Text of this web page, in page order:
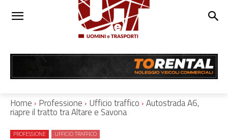
Home Professione Ufficio traffico Autostrada A6,
riapre il tratto tra Altare e Savona
PROFESSIONE UFFICIO TRAFFICO